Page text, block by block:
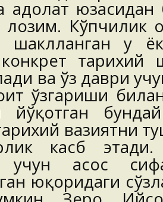
юзасидан
Кўпчилик
шаклланган у
тарихий
ва ўз даври
ўзгариши
йўқотган
вазиятни
касб
учун асос
юқоридаги